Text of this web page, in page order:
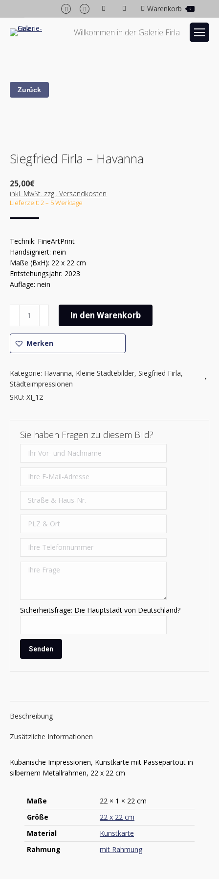
Facebook
page
opens
Instagram
page
opens
in
Warenkorb 0
Willkommen in der Galerie Firla
Siegfried Firla – Havanna
25,00€
inkl. MwSt. zzgl. Versandkosten
Lieferzeit: 2 – 5 Werktage
Technik: FineArtPrint
Handsigniert: nein
Maße (BxH): 22 x 22 cm
Entstehungsjahr: 2023
Auflage: nein
Havanna
Menge
In den Warenkorb
Merken
Kategorie: Havanna, Kleine Städtebilder, Siegfried Firla,
Städteimpressionen
SKU: XI_12
Sie haben Fragen zu diesem Bild?
Sicherheitsfrage: Die Hauptstadt von Deutschland?
Beschreibung
Zusätzliche Informationen
Kubanische Impressionen, Kunstkarte mit Passepartout in
silbernem Metallrahmen, 22 x 22 cm
Maße
22 × 1 × 22 cm
Größe
22 x 22 cm
Material
Kunstkarte
Rahmung
mit Rahmung